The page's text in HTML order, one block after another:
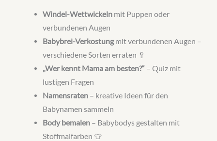
Windel-Wettwickeln mit Puppen oder
verbundenen Augen
Babybrei-Verkostungmit verbundenen Augen –
verschiedene Sorten erraten 🥄
„Wer kennt Mama am besten?“ – Quiz mit
lustigen Fragen
Namensraten – kreative Ideen für den
Babynamen sammeln
Body bemalen – Babybodys gestalten mit
Stoffmalfarben 👕